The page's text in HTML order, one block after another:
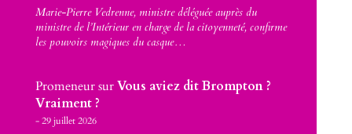
Marie-Pierre Vedrenne, ministre déléguée auprès du
ministre de l’Intérieur en charge de la citoyenneté, confirme
les pouvoirs magiques du casque…
PromeneursurVous aviez dit Brompton ?
Vraiment ?
29 juillet 2026